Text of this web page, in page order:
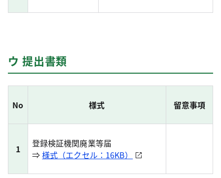
ウ 提出書類
No 様式 留意事項
1
登録検証機関廃業等届
⇒様式（エクセル：16KB）